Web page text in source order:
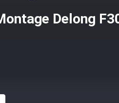
Delong